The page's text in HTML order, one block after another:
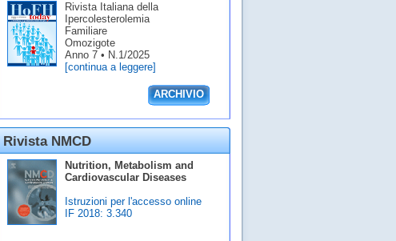
Rivista Italiana della
Ipercolesterolemia
Familiare
Omozigote
Anno 7 • N.1/2025
[continua a leggere]
ARCHIVIO
Rivista NMCD
Nutrition, Metabolism and
Cardiovascular Diseases
Istruzioni per l'accesso online
IF 2018: 3.340